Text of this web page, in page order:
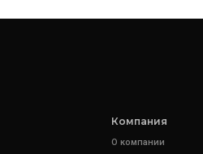
Компания
О компании